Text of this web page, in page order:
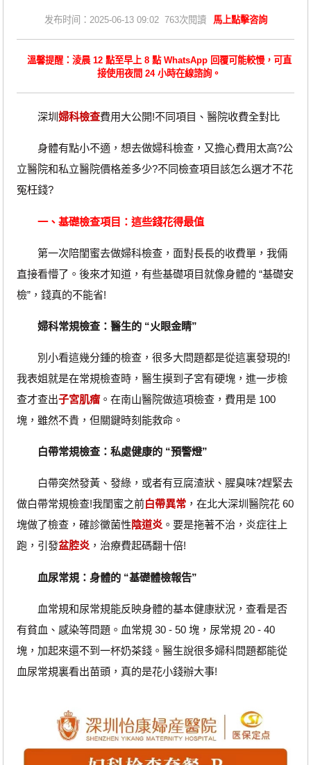
发布时间：2025-06-13 09:02 763次閱讀 馬上點擊咨詢
溫馨提醒：淩晨 12 點至早上 8 點 WhatsApp 回覆可能較慢，可直
接使用夜間 24 小時在線諮詢。
深圳 婦科檢查費用大公開!不同項目、醫院收費全對比
身體有點小不適，想去做婦科檢查，又擔心費用太高?公
立醫院和私立醫院價格差多少?不同檢查項目該怎么選才不花
冤枉錢?
一、基礎檢查項目：這些錢花得最值
第一次陪閨蜜去做婦科檢查，面對長長的收費單，我倆
直接看懵了。後來才知道，有些基礎項目就像身體的 “基礎安
檢”，錢真的不能省!
婦科常規檢查：醫生的 “火眼金睛”
別小看這幾分鍾的檢查，很多大問題都是從這裏發現的!
我表姐就是在常規檢查時，醫生摸到子宮有硬塊，進一步檢
查才查出子宮肌瘤。在南山醫院做這項檢查，費用是 100
塊，雖然不貴，但關鍵時刻能救命。
白帶常規檢查：私處健康的 “預警燈”
白帶突然發黃、發綠，或者有豆腐渣狀、腥臭味?趕緊去
做白帶常規檢查!我閨蜜之前白帶異常，在北大深圳醫院花 60
塊做了檢查，確診黴菌性陰道炎。要是拖著不治，炎症往上
跑，引發盆腔炎，治療費起碼翻十倍!
血尿常規：身體的 “基礎體檢報告”
血常規和尿常規能反映身體的基本健康狀況，查看是否
有貧血、感染等問題。血常規 30 - 50 塊，尿常規 20 - 40
塊，加起來還不到一杯奶茶錢。醫生說很多婦科問題都能從
血尿常規裏看出苗頭，真的是花小錢辦大事!